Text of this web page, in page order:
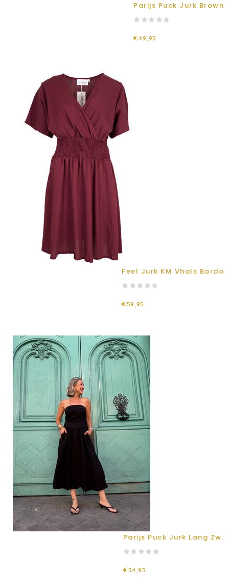
Parijs Puck Jurk Brown
€49,95
Feel Jurk KM Vhals Bordo
€59,95
Parijs Puck Jurk Lang Zw.
€54,95